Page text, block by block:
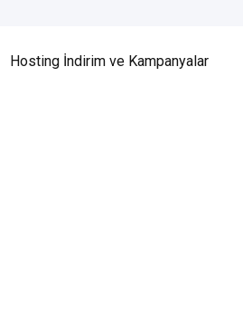
Hosting İndirim ve Kampanyalar